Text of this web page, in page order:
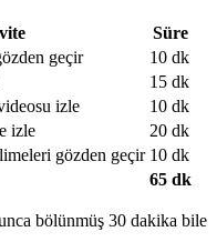
Süre
geçir
10 dk
15 dk
izle
10 dk
izle
20 dk
gözden geçir 10 dk
65 dk
bölünmüş 30 dakika bile